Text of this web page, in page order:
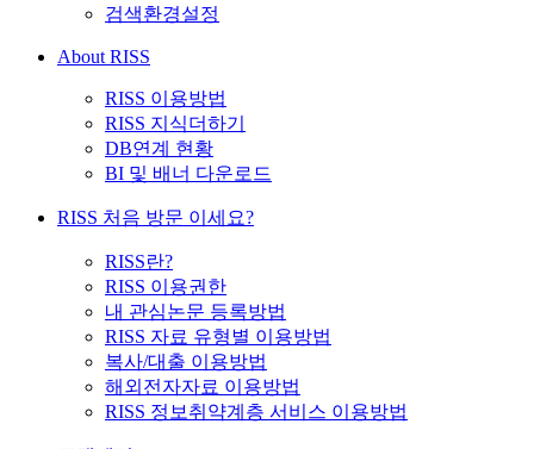
검색환경설정
About RISS
RISS 이용방법
RISS 지식더하기
DB연계 현황
BI 및 배너 다운로드
RISS 처음 방문 이세요?
RISS란?
RISS 이용권한
내 관심논문 등록방법
RISS 자료 유형별 이용방법
복사/대출 이용방법
해외전자자료 이용방법
RISS 정보취약계층 서비스 이용방법